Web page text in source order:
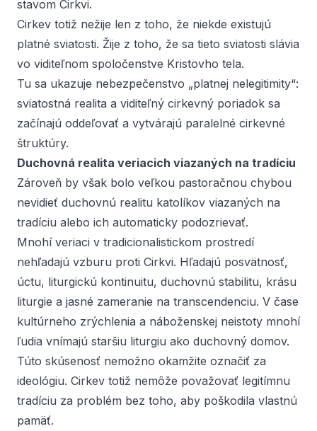
stavom Cirkvi.
Cirkev totiž nežije len z toho, že niekde existujú
platné sviatosti. Žije z toho, že sa tieto sviatosti slávia
vo viditeľnom spoločenstve Kristovho tela.
Tu sa ukazuje nebezpečenstvo „platnej nelegitimity“:
sviatostná realita a viditeľný cirkevný poriadok sa
začínajú oddeľovať a vytvárajú paralelné cirkevné
štruktúry.
Duchovná realita veriacich viazaných na tradíciu
Zároveň by však bolo veľkou pastoračnou chybou
nevidieť duchovnú realitu katolíkov viazaných na
tradíciu alebo ich automaticky podozrievať.
Mnohí veriaci v tradicionalistickom prostredí
nehľadajú vzburu proti Cirkvi. Hľadajú posvätnosť,
úctu, liturgickú kontinuitu, duchovnú stabilitu, krásu
liturgie a jasné zameranie na transcendenciu. V čase
kultúrneho zrýchlenia a náboženskej neistoty mnohí
ľudia vnímajú staršiu liturgiu ako duchovný domov.
Túto skúsenosť nemožno okamžite označiť za
ideológiu. Cirkev totiž nemôže považovať legitímnu
tradíciu za problém bez toho, aby poškodila vlastnú
pamäť.